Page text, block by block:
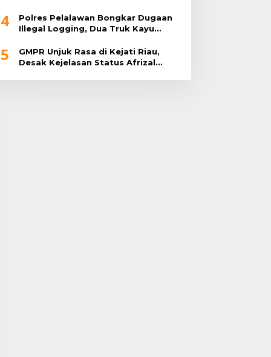
4
Polres Pelalawan Bongkar Dugaan
Illegal Logging, Dua Truk Kayu
5
GMPR Unjuk Rasa di Kejati Riau,
Desak Kejelasan Status Afrizal